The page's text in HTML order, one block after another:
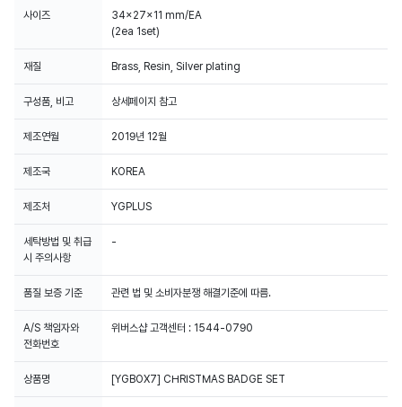
사이즈
34x27x11 mm/EA
(2ea 1set)
재질 Brass, Resin, Silver plating
구성품, 비고 상세페이지 참고
제조연월 2019년 12월
제조국 KOREA
제조처 YGPLUS
세탁방법 및 취급
시 주의사항
-
품질 보증 기준 관련 법 및 소비자분쟁 해결기준에 따름.
A/S 책임자와
전화번호
위버스샵 고객센터 : 1544-0790
상품명 [YGBOX7] CHRISTMAS BADGE SET